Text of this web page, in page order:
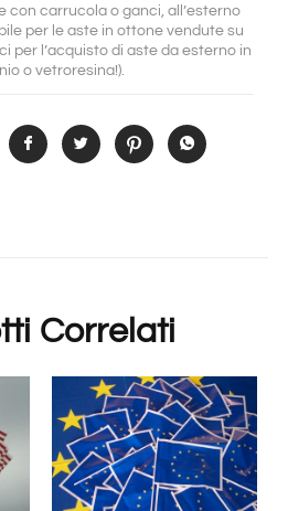
con carrucola o ganci, all’esterno
per le aste in ottone vendute su
per l’acquisto di aste da esterno in
o vetroresina!).
Correlati